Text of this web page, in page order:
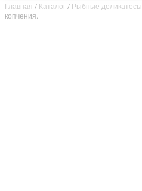
Главная / Каталог/ Рыбные деликатесы
копчения.